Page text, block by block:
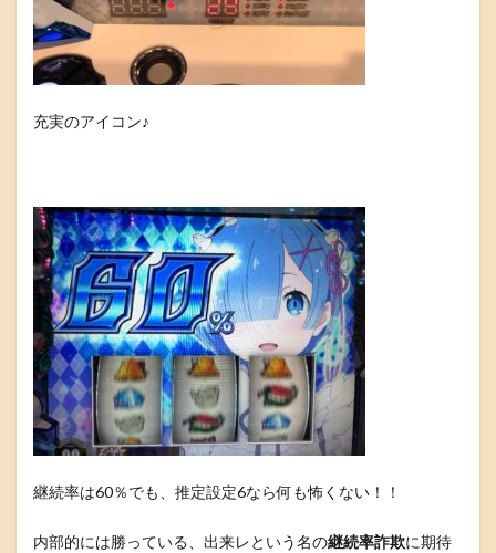
充実のアイコン♪
継続率は60％でも、推定設定6なら何も怖くない！！
内部的には勝っている、出来レという名の継続率詐欺に期待